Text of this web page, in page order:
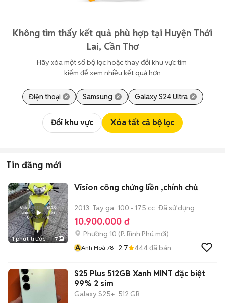
Không tìm thấy kết quả phù hợp tại Huyện Thới
Lai, Cần Thơ
Hãy xóa một số bộ lọc hoặc thay đổi khu vực tìm
kiếm để xem nhiều kết quả hơn
Điện thoại Samsung Galaxy S24 Ultra
Đổi khu vực Xóa tất cả bộ lọc
Tin đăng mới
1 phút trước 7
Vision công chứng liền ,chính chủ
2013 Tay ga 100 - 175 cc Đã sử dụng
10.900.000 đ
Phường 10 (P. Bình Phú mới)
AAnh Hoà 78 2.7 444đã bán
S25 Plus 512GB Xanh MINT đặc biệt
99% 2 sim
Galaxy S25+ 512 GB